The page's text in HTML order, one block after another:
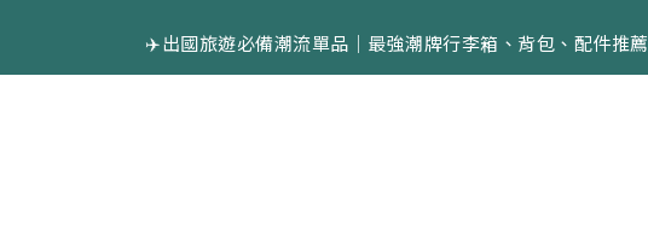
✈️出國旅遊必備潮流單品｜最強潮牌行李箱、背包、配件推薦